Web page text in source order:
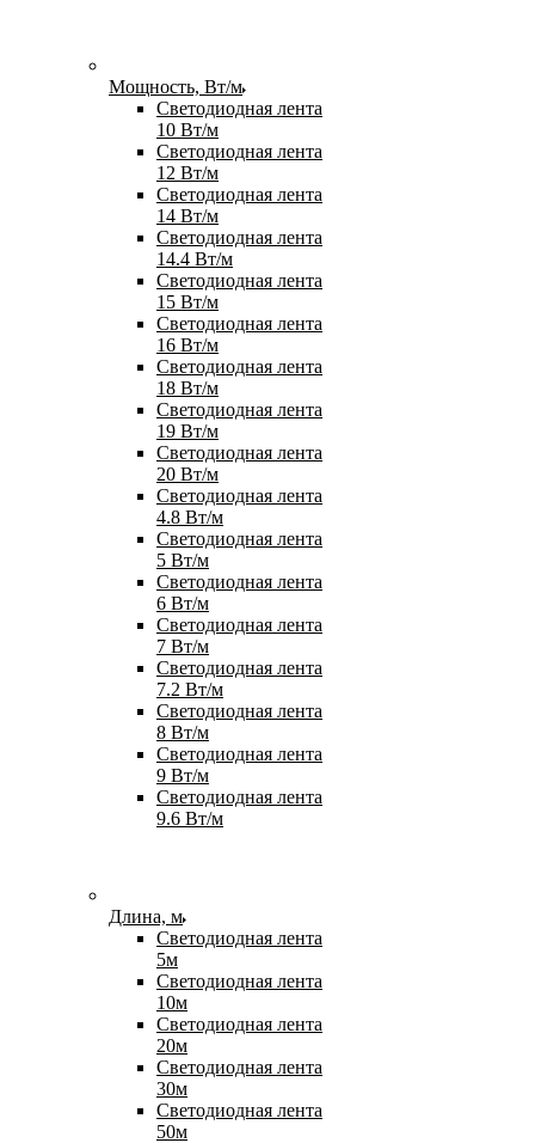
Мощность, Вт/м
Светодиодная лента
10 Вт/м
Светодиодная лента
12 Вт/м
Светодиодная лента
14 Вт/м
Светодиодная лента
14.4 Вт/м
Светодиодная лента
15 Вт/м
Светодиодная лента
16 Вт/м
Светодиодная лента
18 Вт/м
Светодиодная лента
19 Вт/м
Светодиодная лента
20 Вт/м
Светодиодная лента
4.8 Вт/м
Светодиодная лента
5 Вт/м
Светодиодная лента
6 Вт/м
Светодиодная лента
7 Вт/м
Светодиодная лента
7.2 Вт/м
Светодиодная лента
8 Вт/м
Светодиодная лента
9 Вт/м
Светодиодная лента
9.6 Вт/м
Длина, м
Светодиодная лента
5м
Светодиодная лента
10м
Светодиодная лента
20м
Светодиодная лента
30м
Светодиодная лента
50м